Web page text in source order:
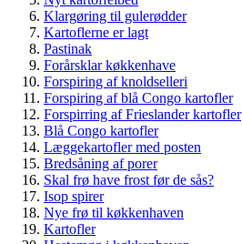
Klargøring til gulerødder
Kartoflerne er lagt
Pastinak
Forårsklar køkkenhave
Forspiring af knoldselleri
Forspiring af blå Congo kartofler
Forspirring af Frieslander kartofler
Blå Congo kartofler
Læggekartofler med posten
Bredsåning af porer
Skal frø have frost før de sås?
Isop spirer
Nye frø til køkkenhaven
Kartofler